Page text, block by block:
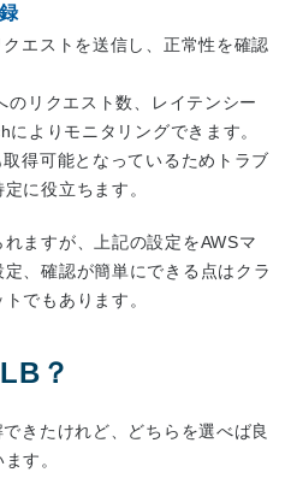
エストを送信し、正常性を確認
リクエスト数、レイテンシー
よりモニタリングできます。
得可能となっているためトラブ
に役立ちます。
ますが、上記の設定をAWSマ
、確認が簡単にできる点はクラ
でもあります。
？
きたけれど、どちらを選べば良
す。